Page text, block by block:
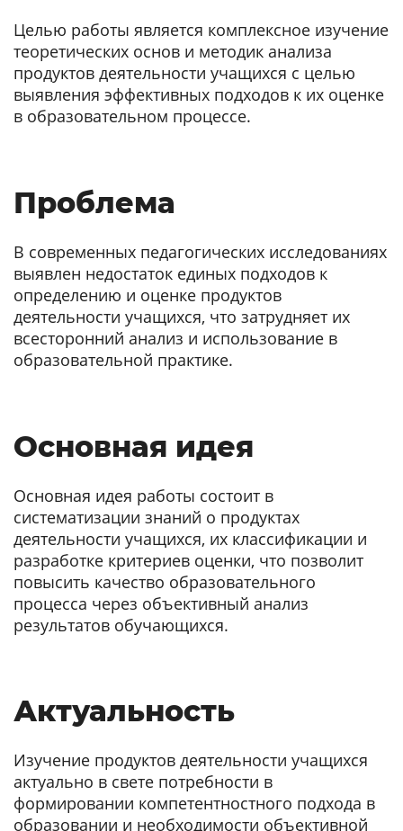
Целью работы является комплексное изучение
теоретических основ и методик анализа
продуктов деятельности учащихся с целью
выявления эффективных подходов к их оценке
в образовательном процессе.
Проблема
В современных педагогических исследованиях
выявлен недостаток единых подходов к
определению и оценке продуктов
деятельности учащихся, что затрудняет их
всесторонний анализ и использование в
образовательной практике.
Основная идея
Основная идея работы состоит в
систематизации знаний о продуктах
деятельности учащихся, их классификации и
разработке критериев оценки, что позволит
повысить качество образовательного
процесса через объективный анализ
результатов обучающихся.
Актуальность
Изучение продуктов деятельности учащихся
актуально в свете потребности в
формировании компетентностного подхода в
образовании и необходимости объективной